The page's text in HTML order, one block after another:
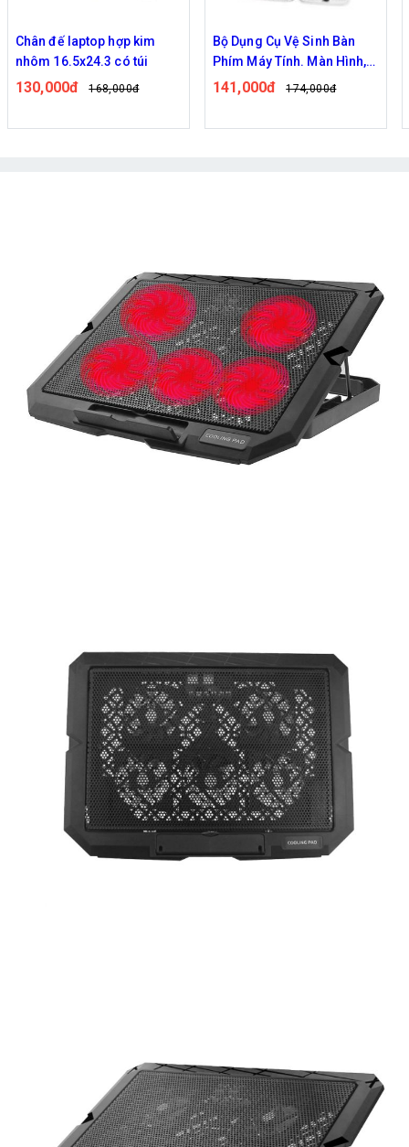
Chân đế laptop hợp kim
nhôm 16.5x24.3 có túi
130,000đ 168,000đ
Bộ Dụng Cụ Vệ Sinh Bàn
Phím Máy Tính. Màn Hình,
Điện Thoại 18 Trong 1 Tiện
141,000đ 174,000đ